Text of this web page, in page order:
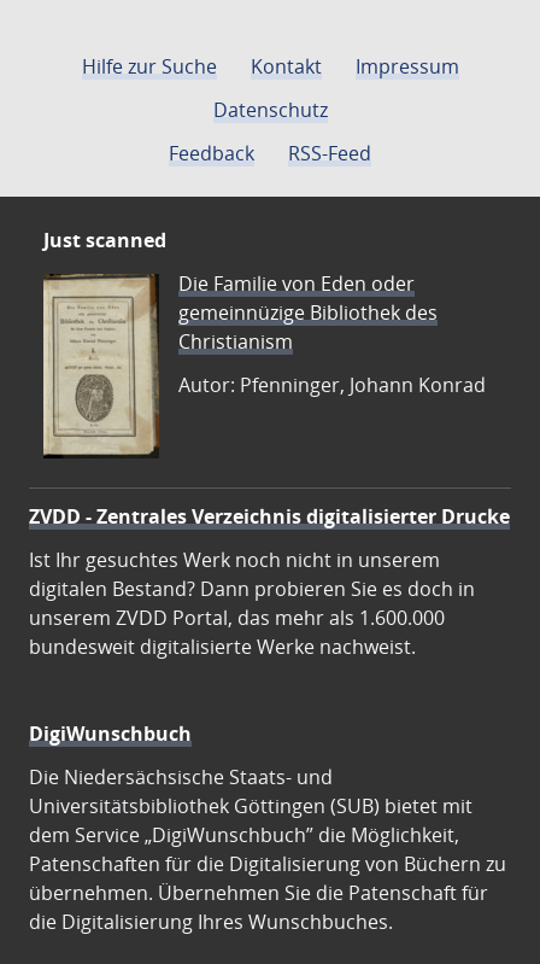
Hilfe zur Suche Kontakt
Impressum
Datenschutz
Feedback
RSS-Feed
Just scanned
Die Familie von Eden oder
gemeinnüzige Bibliothek des
Christianism
Autor: Pfenninger, Johann Konrad
ZVDD - Zentrales Verzeichnis digitalisierter Drucke
Ist Ihr gesuchtes Werk noch nicht in unserem
digitalen Bestand? Dann probieren Sie es doch in
unserem ZVDD Portal, das mehr als 1.600.000
bundesweit digitalisierte Werke nachweist.
DigiWunschbuch
Die Niedersächsische Staats- und
Universitätsbibliothek Göttingen (SUB) bietet mit
dem Service „DigiWunschbuch” die Möglichkeit,
Patenschaften für die Digitalisierung von Büchern zu
übernehmen. Übernehmen Sie die Patenschaft für
die Digitalisierung Ihres Wunschbuches.